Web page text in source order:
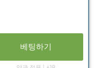
베팅하기